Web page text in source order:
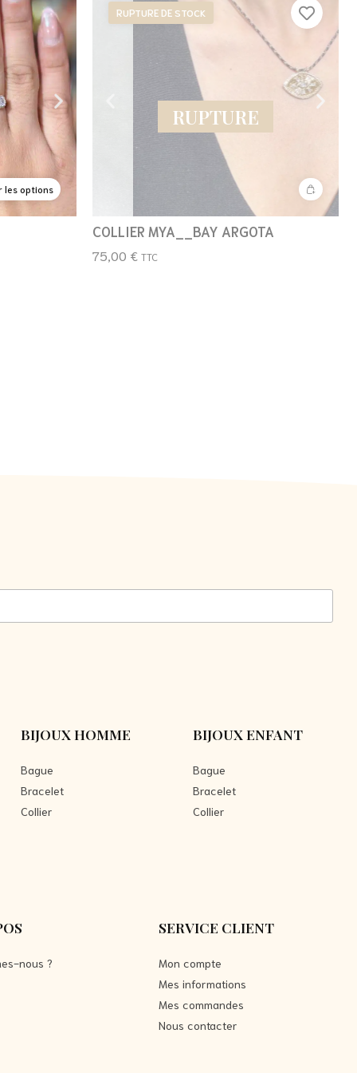
les options
RUPTURE DE STOCK
RUPTURE
COLLIER MYA__BAY ARGOTA
75,00 € TTC
BIJOUX HOMME
Bague
Bracelet
Collier
BIJOUX ENFANT
Bague
Bracelet
Collier
nous ?
SERVICE CLIENT
Mon compte
Mes informations
Mes commandes
Nous contacter